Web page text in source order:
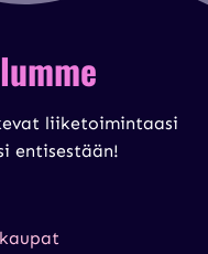
liiketoimintaasi
entisestään!